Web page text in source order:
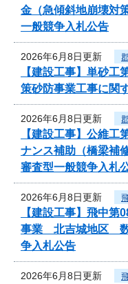
金（急傾斜地崩壊対
一般競争入札公告
2026年6月8日更新
【建設工事】単砂工
策砂防事業工事に関
2026年6月8日更新
【建設工事】公維工
ナンス補助（橋梁補
審査型一般競争入札
2026年6月8日更新
【建設工事】飛中
事業 北吉城地区 数
争入札公告
2026年6月8日更新